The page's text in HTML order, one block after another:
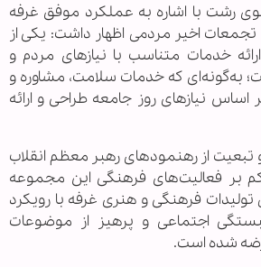
رشت با اشاره به عملکرد موفق غرفه
اخیر مردمی اظهار داشت: یکی از
خدمات متناسب با نیازهای مردم و
به‌گونه‌ای که خدمات سلامت، مشاوره و
نیازهای روز جامعه طراحی و ارائه
از رهنمودهای رهبر معظم انقلاب
بر فعالیت‌های فرهنگی این مجموعه
فرهنگی و هنری غرفه با رویکرد
اجتماعی و پرهیز از موضوعات
شده است.